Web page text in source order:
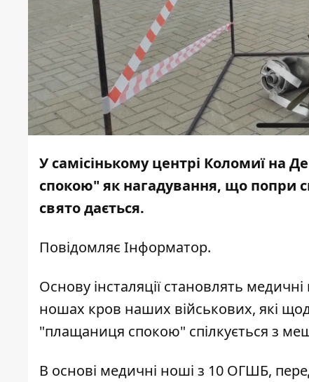
У самісінькому центрі Коломиї на
спокою" як нагадування, що попри
свято дається.
Повідомляє Інформатор.
Основу інсталяції становлять
ношах кров наших військових, які
"плащаниця спокою" спілкується з
В основі медичні ноші з 10 ОГШБ,